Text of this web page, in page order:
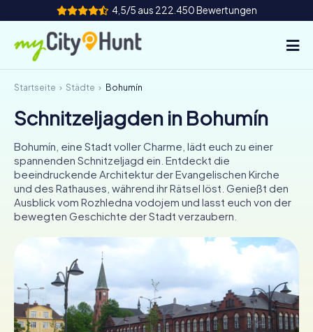
4,5/5 aus 222.450 Bewertungen
So funktioniert's
Städte
Touren
Teamevent
Tickets
DE
ES
IT
NL
Startseite Städte Bohumín
Schnitzeljagden in Bohumín
Bohumín, eine Stadt voller Charme, lädt euch zu einer
spannenden Schnitzeljagd ein. Entdeckt die
beeindruckende Architektur der Evangelischen Kirche
und des Rathauses, während ihr Rätsel löst. Genießt den
Ausblick vom Rozhledna vodojem und lasst euch von der
bewegten Geschichte der Stadt verzaubern.